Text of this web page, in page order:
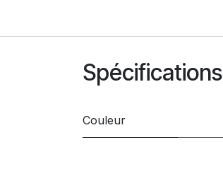
Spécifications
Couleur